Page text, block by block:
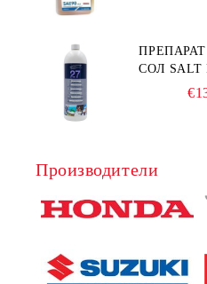
СОЛ SALT
NAUTIC
Производители